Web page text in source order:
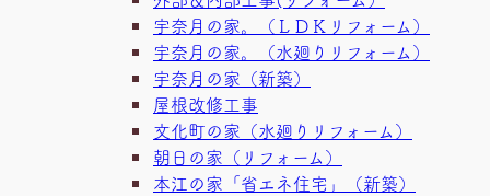
宇奈月の家。（ＬＤＫリフォーム）
宇奈月の家。（水廻りリフォーム）
宇奈月の家（新築）
屋根改修工事
文化町の家（水廻りリフォーム）
朝日の家（リフォーム）
本江の家「省エネ住宅」（新築）